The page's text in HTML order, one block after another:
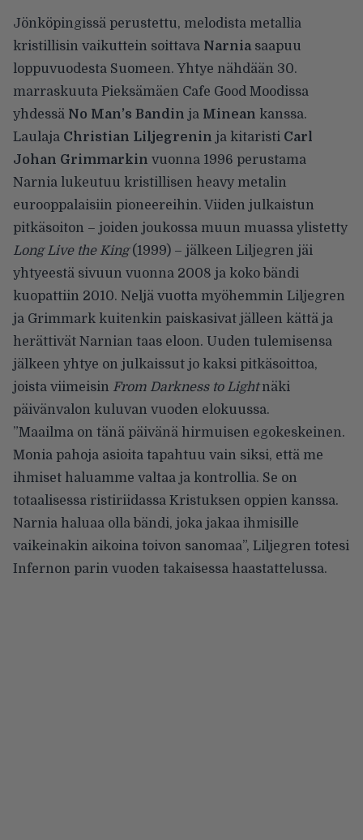
Jönköpingissä perustettu, melodista metallia
kristillisin vaikuttein soittava Narniasaapuu
loppuvuodesta Suomeen. Yhtye nähdään 30.
marraskuuta Pieksämäen Cafe Good Moodissa
yhdessä No Man’s Bandin ja Minean kanssa.
Laulaja Christian Liljegrenin ja kitaristi Carl
Johan Grimmarkin vuonna 1996 perustama
Narnia lukeutuu kristillisen heavy metalin
eurooppalaisiin pioneereihin. Viiden julkaistun
pitkäsoiton – joiden joukossa muun muassa ylistetty
Long Live the King(1999) – jälkeen Liljegren jäi
yhtyeestä sivuun vuonna 2008 ja koko bändi
kuopattiin 2010. Neljä vuotta myöhemmin Liljegren
ja Grimmark kuitenkin paiskasivat jälleen kättä ja
herättivät Narnian taas eloon. Uuden tulemisensa
jälkeen yhtye on julkaissut jo kaksi pitkäsoittoa,
joista viimeisin From Darkness to Lightnäki
päivänvalon kuluvan vuoden elokuussa.
”Maailma on tänä päivänä hirmuisen egokeskeinen.
Monia pahoja asioita tapahtuu vain siksi, että me
ihmiset haluamme valtaa ja kontrollia. Se on
totaalisessa ristiriidassa Kristuksen oppien kanssa.
Narnia haluaa olla bändi, joka jakaa ihmisille
vaikeinakin aikoina toivon sanomaa”, Liljegren totesi
Infernon parin vuoden takaisessa haastattelussa.